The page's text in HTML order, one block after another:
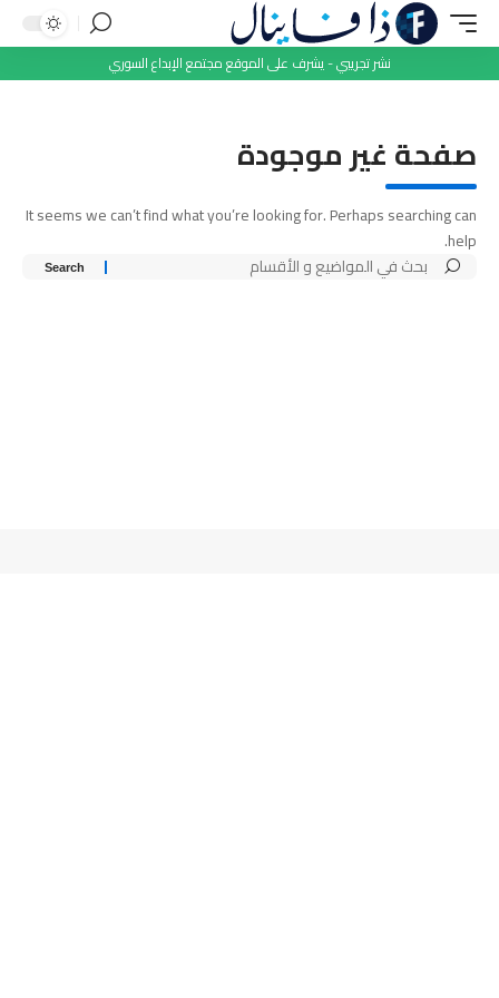
نشر تجريبي - يشرف على الموقع مجتمع الإبداع السوري
صفحة غير موجودة
It seems we can’t find what you’re looking for. Perhaps searching can
help.
Search